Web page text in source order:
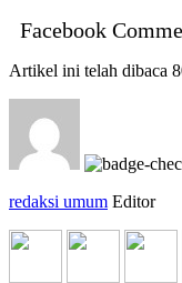
Facebook
Artikel ini telah dibaca
redaksi umum Editor